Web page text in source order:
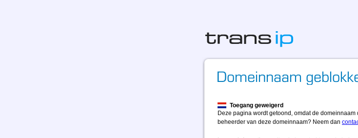
Toegang geweigerd
Deze pagina wordt getoond, omdat de
beheerder van deze domeinnaam? Neem dan